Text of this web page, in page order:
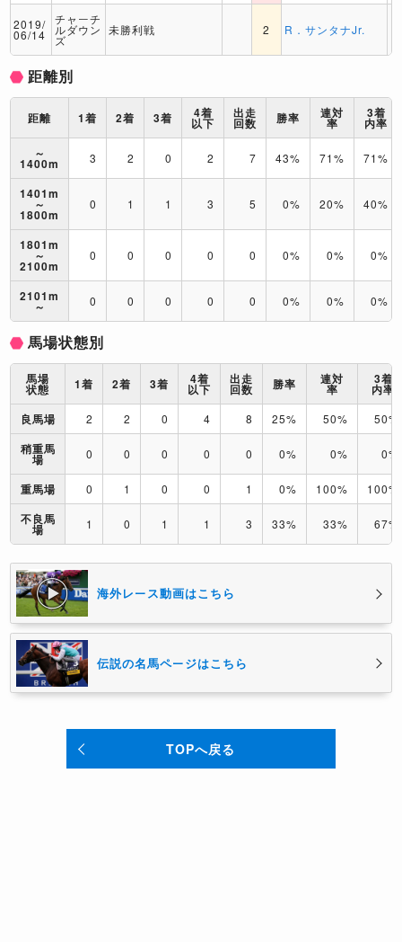
2019/
06/14
チャーチ
ルダウン
ズ
未勝利戦 2 R．サンタナJr.
距離別
距離 1着 2着 3着 4着
以下
出走
回数 勝率 連対
率
3着
内率
～
1400m 3 2 0 2 7 43% 71% 71%
1401m
～
1800m
0 1 1 3 5 0% 20% 40%
1801m
～
2100m
0 0 0 0 0 0% 0% 0%
2101m
～ 0 0 0 0 0 0% 0% 0%
馬場状態別
馬場
状態 1着 2着 3着 4着
以下
出走
回数 勝率 連対
率
3着
内率
良馬場
2 2 0 4 8 25% 50% 50%
稍重馬
場 0 0 0 0 0 0% 0% 0%
重馬場 0 1 0 0 1 0% 100% 100%
不良馬
場 1 0 1 1 3 33% 33% 67%
海外レース動画はこちら
伝説の名馬ページはこちら
TOPへ戻る